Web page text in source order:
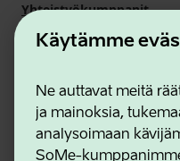
Käytämme
Ne auttavat meitä
ja mainoksia,
analysoimaan
SoMe-
Yhteistyökumppanit
Käyttöehdot
Eväste- ja